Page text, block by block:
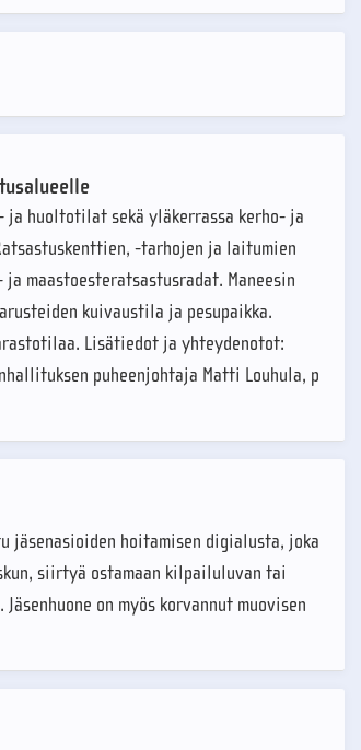
ja huoltotilat sekä yläkerrassa kerho- ja
-tarhojen ja laitumien
maastoesteratsastusradat. Maneesin
kuivaustila ja pesupaikka.
Lisätiedot ja yhteydenotot:
puheenjohtaja Matti Louhula, p
jäsenasioiden hoitamisen digialusta, joka
siirtyä ostamaan kilpailuluvan tai
on myös korvannut muovisen